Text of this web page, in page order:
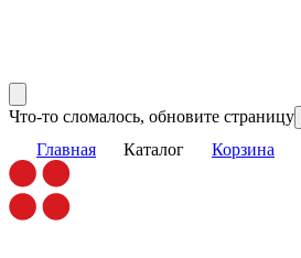
Что-то сломалось, обновите страницу
Главная Каталог Корзина